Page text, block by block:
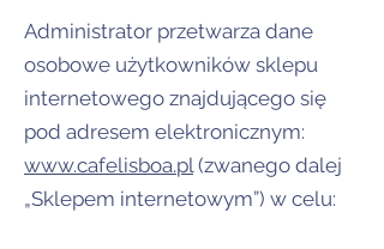
Administrator przetwarza dane
osobowe użytkowników sklepu
internetowego znajdującego się
pod adresem elektronicznym:
www.cafelisboa.pl(zwanego dalej
„Sklepem internetowym”) w celu: